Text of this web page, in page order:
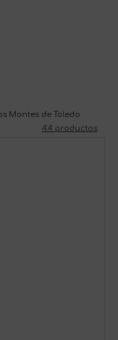
Montes de Toledo
44 productos